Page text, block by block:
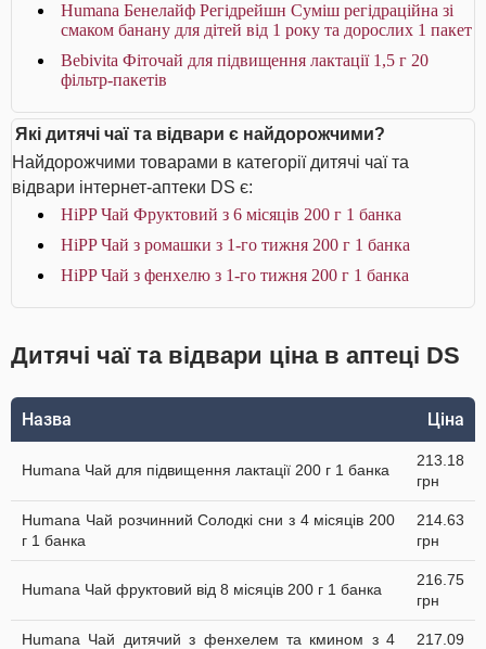
Humana Бенелайф Регідрейшн Суміш регідраційна зі
смаком банану для дітей від 1 року та дорослих 1 пакет
Bebivita Фіточай для підвищення лактації 1,5 г 20
фільтр-пакетів
Які дитячі чаї та відвари є найдорожчими?
Найдорожчими товарами в категорії дитячі чаї та
відвари інтернет-аптеки DS є:
HiPP Чай Фруктовий з 6 місяців 200 г 1 банка
HiPP Чай з ромашки з 1-го тижня 200 г 1 банка
HiPP Чай з фенхелю з 1-го тижня 200 г 1 банка
Дитячі чаї та відвари ціна в аптеці DS
Назва Ціна
Humana Чай для підвищення лактації 200 г 1 банка
213.18
грн
Humana Чай розчинний Солодкі сни з 4 місяців 200
г 1 банка
214.63
грн
Humana Чай фруктовий від 8 місяців 200 г 1 банка
216.75
грн
Humana Чай дитячий з фенхелем та кмином з 4
217.09